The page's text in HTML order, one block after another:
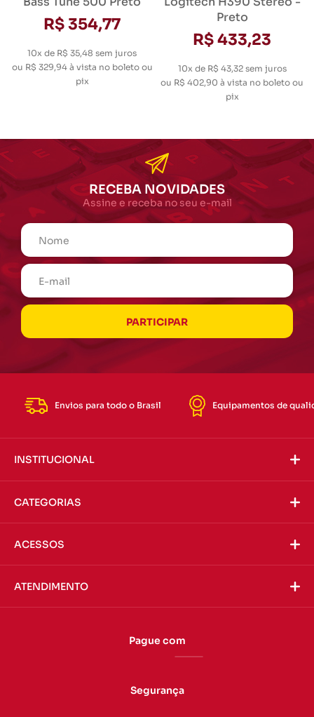
R$ 354,77
10x de R$ 35,48 sem juros
ou R$ 329,94à vista no boleto ou
pix
Preto
R$ 433,23
10x de R$ 43,32 sem juros
ou R$ 402,90 à vista no boleto ou
pix
RECEBA NOVIDADES
Assine e receba no seu e-mail
Envios para todo o Brasil Equipamentos de
INSTITUCIONAL
CATEGORIAS
ACESSOS
ATENDIMENTO
Pague com
Segurança